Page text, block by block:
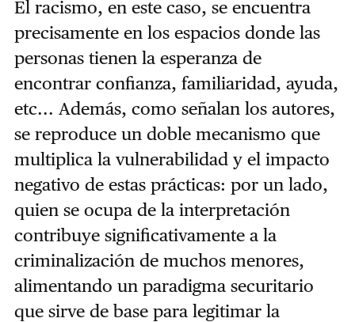
El racismo, en este caso, se encuentra
precisamente en los espacios donde las
personas tienen la esperanza de
encontrar confianza, familiaridad, ayuda,
etc... Además, como señalan los autores,
se reproduce un doble mecanismo que
multiplica la vulnerabilidad y el impacto
negativo de estas prácticas: por un lado,
quien se ocupa de la interpretación
contribuye significativamente a la
criminalización de muchos menores,
alimentando un paradigma securitario
que sirve de base para legitimar la